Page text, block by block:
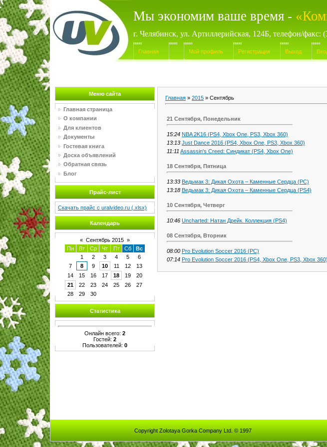
Мы экономим ваше время -
г. Челябинск, ул. Артиллерийская, 124Б, телефон/факс:
Главная Мой профиль Регистрация Выход
Меню сайта
Главная страница
О компании
Для клиентов
Документы
Гостевая книга
Доска объявлений
Обратная связь
Блог
Прайс-лист
Скачать прайс с uralvideo.ru (.xlsx)
Календарь
« Сентябрь 2015 »
Пн
Вт Ср Чт Пт Сб
Вс
1
2 3 4 5
6
7
8 9 10 11 12
13
14
15 16 17 18 19
20
21
22 23 24 25 26
27
28
29 30
Статистика
Онлайн всего: 2
Гостей: 2
Пользователей: 0
Главная » 2015 » Сентябрь
21 Сентября, Понедельник
15:24 NBA 2K16 (PS4, Xbox One, PS3, Xbox 360)
13:13 Just Dance 2016 (PS4, Xbox One, PS3, Xbox 360)
11:11 Assassin's Creed: Синдикат (PS4, Xbox One)
18 Сентября, Пятница
13:33 Ведьмак 3: Дикая Охота – Каменные Сердца (PC)
13:18 Ведьмак 3: Дикая Охота – Каменные Сердца (PS4)
10 Сентября, Четверг
10:46 Uncharted: Натан Дрейк. Коллекция (PS4)
08 Сентября, Вторник
08:00 Pro Evolution Soccer 2016 (PC)
07:14 Pro Evolution Soccer 2016 (PS4, Xbox One, PS3, Xbox 360)
Copyright Zolotaya Gorka Company Ltd. © 1997